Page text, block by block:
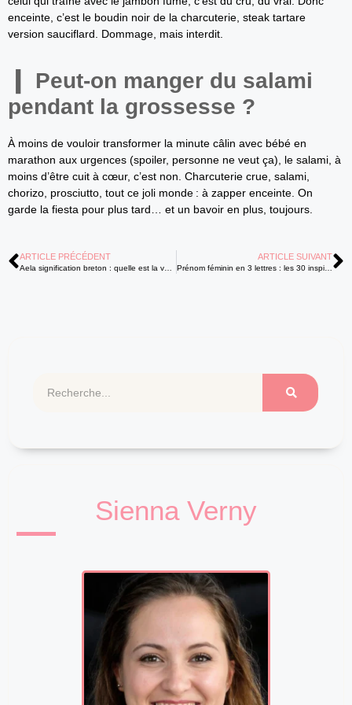
enceinte, c’est le boudin noir de la charcuterie, steak tartare
version sauciflard. Dommage, mais interdit.
Peut-on manger du salami
pendant la grossesse ?
À moins de vouloir transformer la minute câlin avec bébé en
marathon aux urgences (spoiler, personne ne veut ça), le salami, à
moins d’être cuit à cœur, c’est non. Charcuterie crue, salami,
chorizo, prosciutto, tout ce joli monde : à zapper enceinte. On
garde la fiesta pour plus tard… et un bavoir en plus, toujours.
ARTICLE PRÉCÉDENT ARTICLE SUIVANT
Prénom féminin en 3 lettres : les 30 inspirations pour filles modernes
Sienna Verny